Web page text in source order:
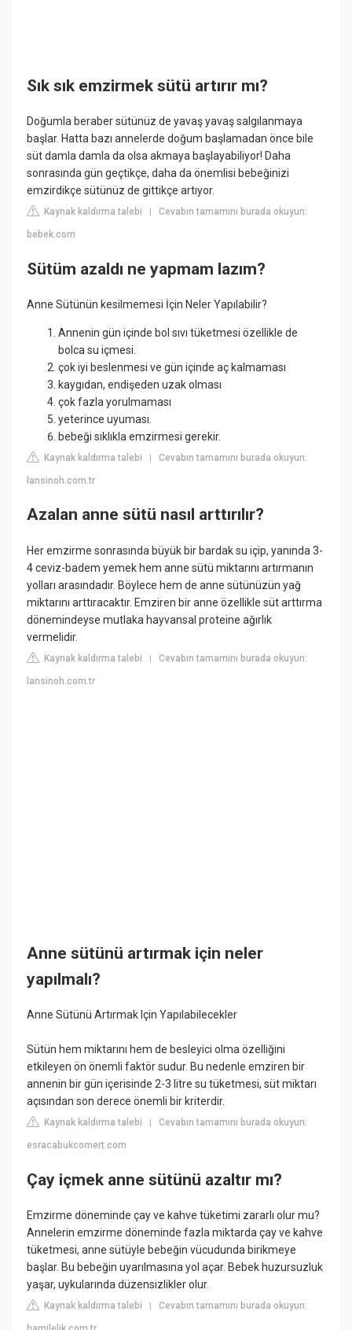
Sık sık emzirmek sütü artırır mı?
Doğumla beraber sütünüz de yavaş yavaş salgılanmaya
başlar. Hatta bazı annelerde doğum başlamadan önce bile
süt damla damla da olsa akmaya başlayabiliyor! Daha
sonrasında gün geçtikçe, daha da önemlisi bebeğinizi
emzirdikçe sütünüz de gittikçe artıyor.
Kaynak kaldırma talebi |Cevabın tamamını burada okuyun:
bebek.com
Sütüm azaldı ne yapmam lazım?
Anne Sütünün kesilmemesi İçin Neler Yapılabilir?
Annenin gün içinde bol sıvı tüketmesi özellikle de
bolca su içmesi.
çok iyi beslenmesi ve gün içinde aç kalmaması
kaygıdan, endişeden uzak olması
çok fazla yorulmaması
yeterince uyuması.
bebeği sıklıkla emzirmesi gerekir.
Kaynak kaldırma talebi |Cevabın tamamını burada okuyun:
lansinoh.com.tr
Azalan anne sütü nasıl arttırılır?
Her emzirme sonrasında büyük bir bardak su içip, yanında 3-
4 ceviz-badem yemek hem anne sütü miktarını artırmanın
yolları arasındadır. Böylece hem de anne sütünüzün yağ
miktarını arttıracaktır. Emziren bir anne özellikle süt arttırma
dönemindeyse mutlaka hayvansal proteine ağırlık
vermelidir.
Kaynak kaldırma talebi |Cevabın tamamını burada okuyun:
lansinoh.com.tr
Anne sütünü artırmak için neler
yapılmalı?
Anne Sütünü Artırmak Için Yapılabilecekler
Sütün hem miktarını hem de besleyici olma özelliğini
etkileyen ön önemli faktör sudur. Bu nedenle emziren bir
annenin bir gün içerisinde 2-3 litre su tüketmesi, süt miktarı
açısından son derece önemli bir kriterdir.
Kaynak kaldırma talebi |Cevabın tamamını burada okuyun:
esracabukcomert.com
Çay içmek anne sütünü azaltır mı?
Emzirme döneminde çay ve kahve tüketimi zararlı olur mu?
Annelerin emzirme döneminde fazla miktarda çay ve kahve
tüketmesi, anne sütüyle bebeğin vücudunda birikmeye
başlar. Bu bebeğin uyarılmasına yol açar. Bebek huzursuzluk
yaşar, uykularında düzensizlikler olur.
Kaynak kaldırma talebi |Cevabın tamamını burada okuyun: